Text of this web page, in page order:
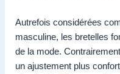
Autrefois considérées
masculine, les bretelles
de la mode.
un ajustement plus